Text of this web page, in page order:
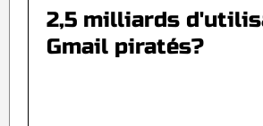
2,5 milliards
Gmail piratés?